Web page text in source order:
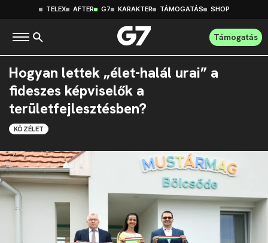
TELEX AFTER G7 KARAKTER TÁMOGATÁS SHOP
Támogatás
Hogyan lettek „élet-halál urai” a
fideszes képviselők a
területfejlesztésben?
KÖZÉLET